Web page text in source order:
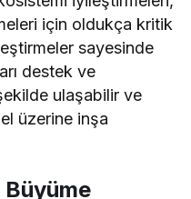
için oldukça kritik
sayesinde
destek ve
ulaşabilir ve
üzerine inşa
Büyüme